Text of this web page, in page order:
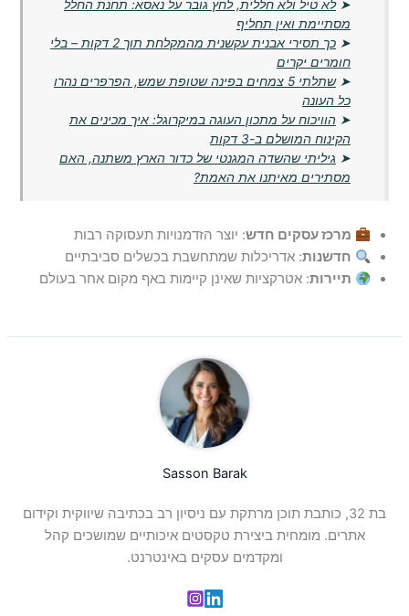
➤לא טיל ולא חללית, לחץ גובר על נאסא: תחנת החלל
מסתיימת ואין תחליף
➤
כך תסירי אבנית עקשנית מהמקלחת תוך 2 דקות – בלי
חומרים יקרים
➤
שתלתי 5 צמחים בפינה שטופת שמש, הפרפרים נהרו
כל העונה
➤ הוויכוח על מתכון העוגה במיקרוגל: איך מכינים את
הקינוח המושלם ב-3 דקות
➤ גיליתי שהשדה המגנטי של כדור הארץ משתנה, האם
מסתירים מאיתנו את האמת?
מרכז עסקים חדש: יוצר הזדמנויות תעסוקה רבות
חדשנות: אדריכלות שמתחשבת בכשלים סביבתיים
תיירות: אטרקציות שאינן קיימות באף מקום אחר בעולם
Sasson Barak
בת 32, כותבת תוכן מרתקת עם ניסיון רב בכתיבה שיווקית וקידום
אתרים. מומחית ביצירת טקסטים איכותיים שמושכים קהל
ומקדמים עסקים באינטרנט.